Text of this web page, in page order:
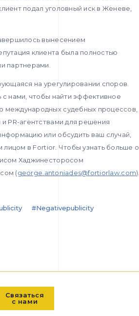
подал уголовный иск в Женеве,
вынесением
клиента была полностью
партнерами.
на урегулировании споров.
нами, чтобы найти эффективное
судебных процессов,
PR-агентствами для решения
или обсудить ваш случай,
в Fortior. Чтобы узнать больше о
Хаджинесторосом
(george.antoniades@fortiorlaw.com).
#negativepublicity
Связаться
с нами